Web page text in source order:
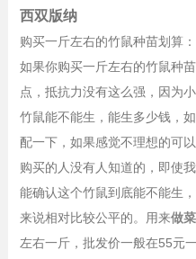
西双版纳
购买一斤左右的竹鼠种苗划算：
如果你购买一斤左右的竹鼠种
点，抵抗力没有这么强，因为
竹鼠能不能生，能生多少钱，
配一下，如果感觉不理想的可
购买的人没有人知道的，即使
能确认这个竹鼠到底能不能生
来说相对比较公平的。用来做
左右一斤，批发价一般在55元